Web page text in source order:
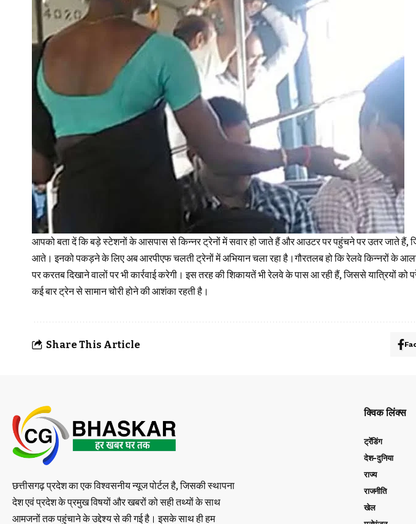
आपको बता दें कि बड़े स्‍टेशनों के आसपास से किन्‍नर ट्रेनों में सवार हो जाते हैं और आउटर पर पहुंचने पर उतर जाते हैं,
आते। इनको पकड़ने के लिए अब आरपीएफ चलती ट्रेनों में अभियान चला रहा है।गौरतलब हो कि रेलवे किन्‍नरों के
पर करतब दिखाने वालों पर भी कार्रवाई करेगी। इस तरह की शिकायतें भी रेलवे के पास आ रही हैं, जिससे यात्रियों को
कई बार ट्रेन से सामान चोरी होने की आशंका रहती है।
Share This Article
छत्तीसगढ़ प्रदेश का एक विश्वसनीय न्यूज पोर्टल है, जिसकी स्थापना
देश एवं प्रदेश के प्रमुख विषयों और खबरों को सही तथ्यों के साथ
आमजनों तक पहुंचाने के उद्देश्य से की गई है। इसके साथ ही हम
क्विक लिंक्स
ट्रेंडिंग
देश-दुनिया
राज्य
राजनीति
खेल